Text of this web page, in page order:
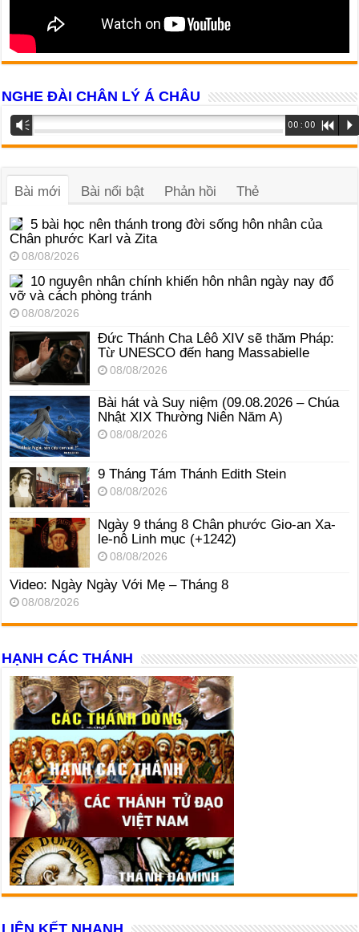
NGHE ĐÀI CHÂN LÝ Á CHÂU
Trình
phát
Vm 00:00 R P
Bài mới Bài nổi bật Phản hồi Thẻ
5 bài học nên thánh trong đời sống hôn nhân của
Chân phước Karl và Zita
08/08/2026
10 nguyên nhân chính khiến hôn nhân ngày nay đổ
vỡ và cách phòng tránh
08/08/2026
Đức Thánh Cha Lêô XIV sẽ thăm Pháp:
Từ UNESCO đến hang Massabielle
08/08/2026
Bài hát và Suy niệm (09.08.2026 – Chúa
Nhật XIX Thường Niên Năm A)
08/08/2026
9 Tháng Tám Thánh Edith Stein
08/08/2026
Ngày 9 tháng 8 Chân phước Gio-an Xa-
le-nô Linh mục (+1242)
08/08/2026
Video: Ngày Ngày Với Mẹ – Tháng 8
08/08/2026
HẠNH CÁC THÁNH
LIÊN KẾT NHANH